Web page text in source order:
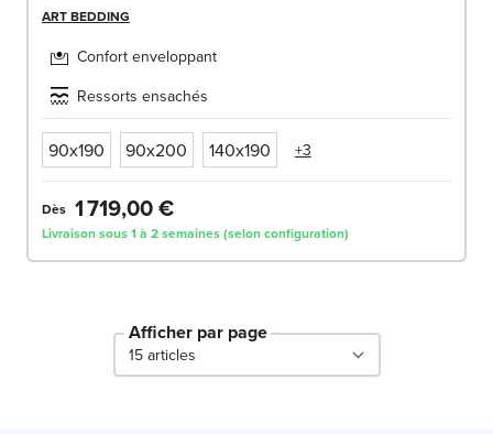
ART BEDDING
Confort enveloppant
Ressorts ensachés
90x190 90x200 140x190 +3
Dès 1 719,00 €
Livraison sous 1 à 2 semaines (selon configuration)
Afficher par page